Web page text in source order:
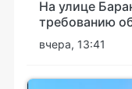
На улице
требованию
вчера, 13:41